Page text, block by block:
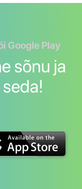
Google Play
sõnu ja